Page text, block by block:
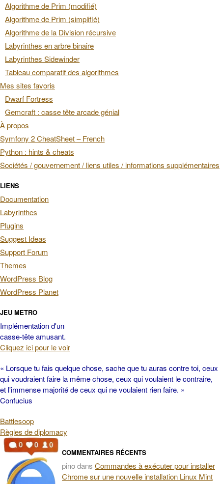
Algorithme de Prim (modifié)
Algorithme de Prim (simplifié)
Algorithme de la Division récursive
Labyrinthes en arbre binaire
Labyrinthes Sidewinder
Tableau comparatif des algorithmes
Mes sites favoris
Dwarf Fortress
Gemcraft : casse tête arcade génial
À propos
Symfony 2 CheatSheet – French
Python : hints & cheats
Sociétés / gouvernement / liens utiles / informations supplémentaires
LIENS
Documentation
Labyrinthes
Plugins
Suggest Ideas
Support Forum
Themes
WordPress Blog
WordPress Planet
JEU METRO
Implémentation d'un
casse-tête amusant.
Cliquez ici pour le voir
« Lorsque tu fais quelque chose, sache que tu auras contre toi, ceux
qui voudraient faire la même chose, ceux qui voulaient le contraire,
et l'immense majorité de ceux qui ne voulaient rien faire. »
Confucius
Battlesoop
Règles de diplomacy
COMMENTAIRES RÉCENTS
pinodans Commandes à exécuter pour installer
Chrome sur une nouvelle installation Linux Mint